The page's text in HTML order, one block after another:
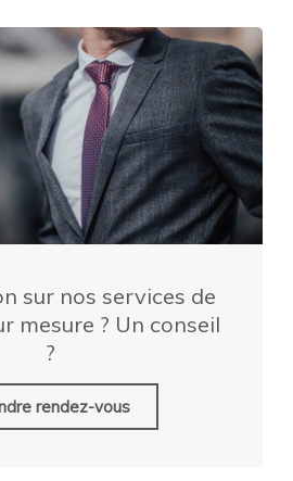
sur nos services de
mesure ? Un conseil
?
rendez-vous